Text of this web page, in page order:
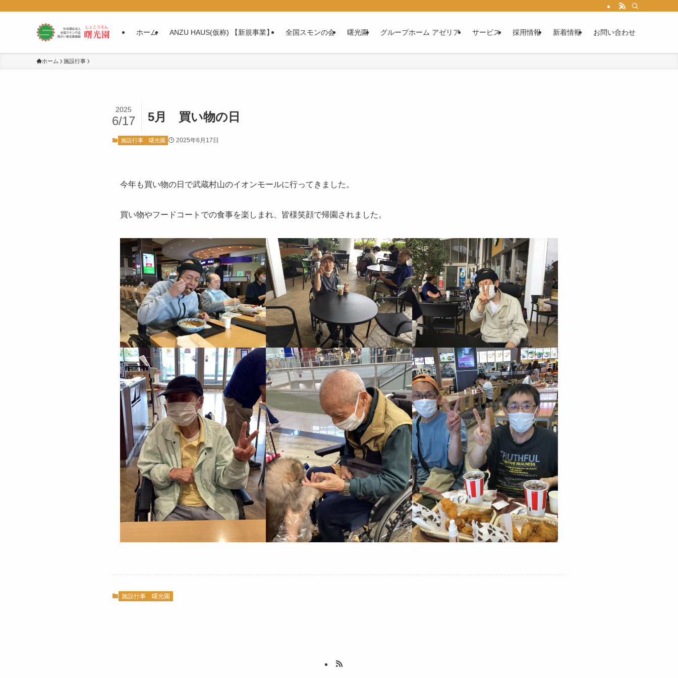
ホーム ANZU HAUS(仮称) 【新規事業】 全国スモンの会 曙光園 グループホーム アゼリア サービス 採用情報 新着情報 お問い合わせ
ホーム 施設行事
5月 買い物の日
2025
6/17
施設行事 曙光園 2025年6月17日
今年も買い物の日で武蔵村山のイオンモールに行ってきました。
買い物やフードコートでの食事を楽しまれ、皆様笑顔で帰園されました。
施設行事 曙光園